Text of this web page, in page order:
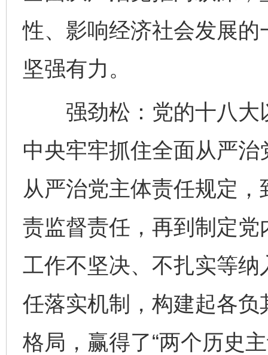
性、影响经济社会发展
坚强有力。
强劲松：党的十八大
中央牢牢抓住全面从严治
从严治党主体责任规定
责监督责任，再到制定
工作不坚决、不扎实等
任落实机制，构建起各
格局，赢得了“两个历史